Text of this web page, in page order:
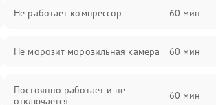
Не работает компрессор 60 мин
Не морозит морозильная камера 60 мин
Постоянно работает и не
отключается
60 мин